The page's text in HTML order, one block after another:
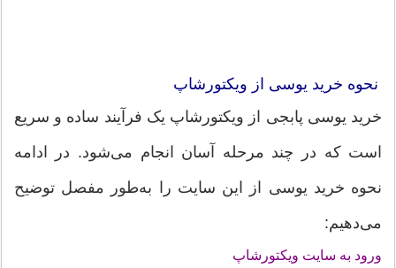
نحوه خرید یوسی از ویکتورشاپ
خرید یوسی پابجی از ویکتورشاپ یک فرآیند ساده و سریع
است که در چند مرحله آسان انجام می‌شود. در ادامه
نحوه خرید یوسی از این سایت را به‌طور مفصل توضیح
می‌دهیم:
ورود به سایت ویکتورشاپ